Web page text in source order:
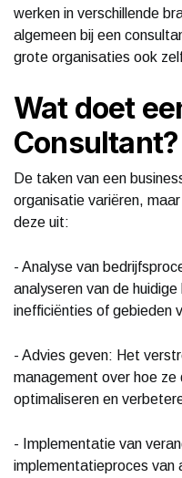
werken in verschillende
algemeen bij een
grote organisaties ook
Wat doet
Consultant?
De taken van een
organisatie variëren,
deze uit:
- Analyse van
analyseren van de
inefficiënties of gebieden
- Advies geven: Het
management over hoe
optimaliseren en
- Implementatie van
implementatieproces van